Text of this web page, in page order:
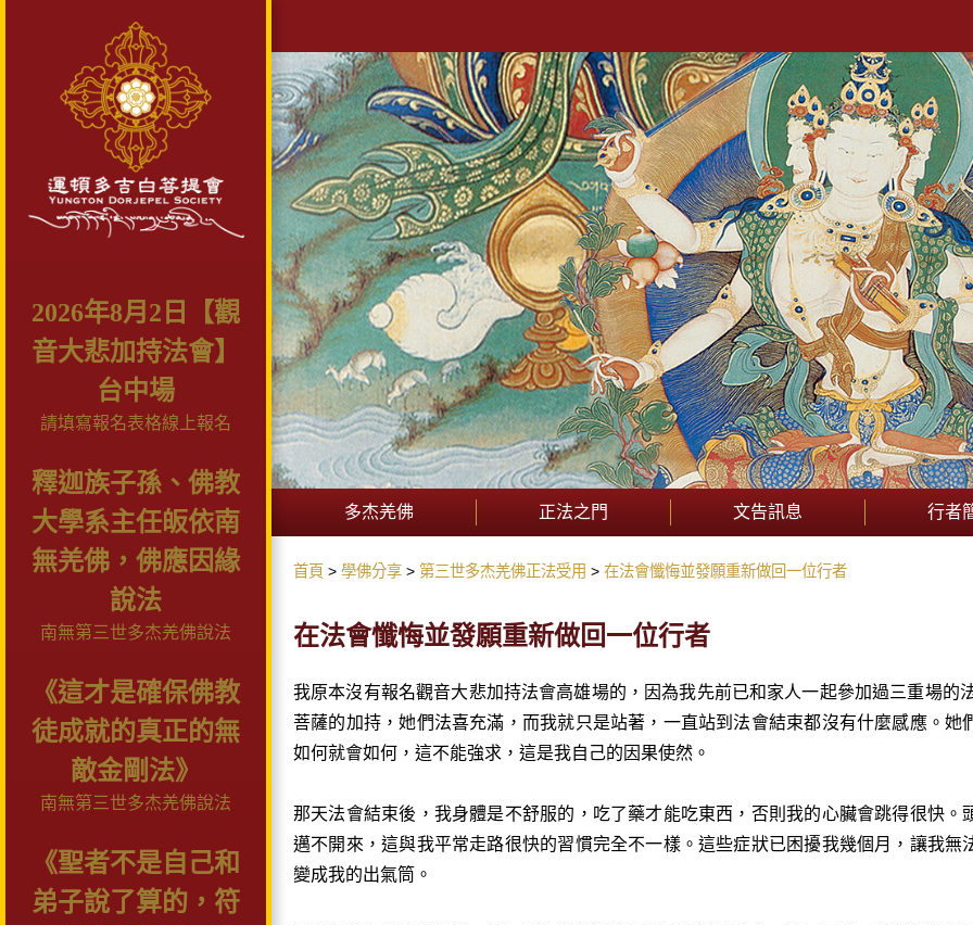
2026年8月2日【觀
音大悲加持法會】
台中場
請填寫報名表格線上報名
釋迦族子孫、佛教
大學系主任皈依南
無羌佛，佛應因緣
說法
南無第三世多杰羌佛說法
《這才是確保佛教
徒成就的真正的無
敵金剛法》
南無第三世多杰羌佛說法
《聖者不是自己和
弟子說了算的，符
多杰羌佛 正法之門 文告訊息 行者
首頁 學佛分享 第三世多杰羌佛正法受用 在法會懺悔並發願重新做回一位行者
在法會懺悔並發願重新做回一位行者
我原本沒有報名觀音大悲加持法會高雄場的，因為我先前已和家人一起參加過三重場
菩薩的加持，她們法喜充滿，而我就只是站著，一直站到法會結束都沒有什麼感應。
如何就會如何，這不能強求，這是我自己的因果使然。
那天法會結束後，我身體是不舒服的，吃了藥才能吃東西，否則我的心臟會跳得很快
邁不開來，這與我平常走路很快的習慣完全不一樣。這些症狀已困擾我幾個月，讓我
變成我的出氣筒。